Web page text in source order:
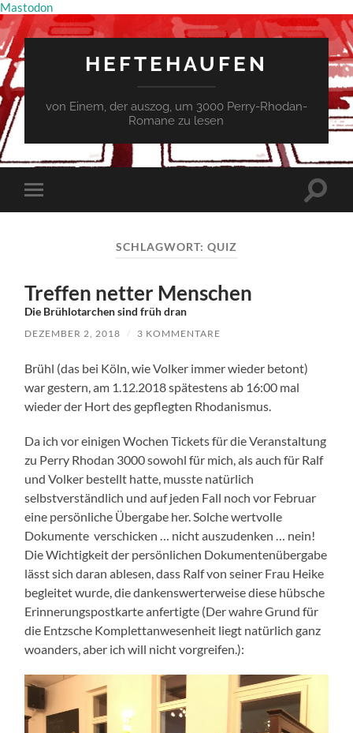
Mastodon
HEFTEHAUFEN
von Einem, der auszog, um 3000 Perry-Rhodan-
Romane zu lesen
Mobile-
Menü
SCHLAGWORT: QUIZ
Treffen netter Menschen
Die Brühlotarchen sind früh dran
DEZEMBER 2, 2018 / 3 KOMMENTARE
Brühl (das bei Köln, wie Volker immer wieder betont)
war gestern, am 1.12.2018 spätestens ab 16:00 mal
wieder der Hort des gepflegten Rhodanismus.
Da ich vor einigen Wochen Tickets für die Veranstaltung
zu Perry Rhodan 3000 sowohl für mich, als auch für Ralf
und Volker bestellt hatte, musste natürlich
selbstverständlich und auf jeden Fall noch vor Februar
eine persönliche Übergabe her. Solche wertvolle
Dokumente verschicken … nicht auszudenken … nein!
Die Wichtigkeit der persönlichen Dokumentenübergabe
lässt sich daran ablesen, dass Ralf von seiner Frau Heike
begleitet wurde, die dankenswerterweise diese hübsche
Erinnerungspostkarte anfertigte (Der wahre Grund für
die Entzsche Komplettanwesenheit liegt natürlich ganz
woanders, aber ich will nicht vorgreifen.):